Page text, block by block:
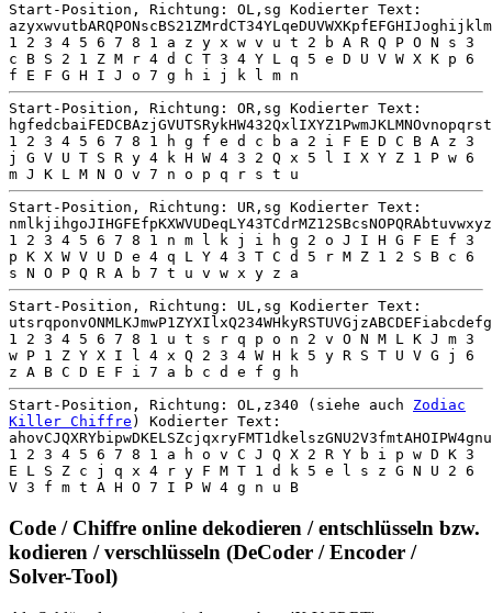
Start-Position, Richtung: OL,sg Kodierter Text:
1 2 3 4 5 6 7 8 1 a z y x w v u t 2 b A R Q P O N s 3
c B S 2 1 Z M r 4 d C T 3 4 Y L q 5 e D U V W X K p 6
f E F G H I J o 7 g h i j k l m n
Start-Position, Richtung: OR,sg Kodierter Text:
1 2 3 4 5 6 7 8 1 h g f e d c b a 2 i F E D C B A z 3
j G V U T S R y 4 k H W 4 3 2 Q x 5 l I X Y Z 1 P w 6
m J K L M N O v 7 n o p q r s t u
Start-Position, Richtung: UR,sg Kodierter Text:
1 2 3 4 5 6 7 8 1 n m l k j i h g 2 o J I H G F E f 3
p K X W V U D e 4 q L Y 4 3 T C d 5 r M Z 1 2 S B c 6
s N O P Q R A b 7 t u v w x y z a
Start-Position, Richtung: UL,sg Kodierter Text:
1 2 3 4 5 6 7 8 1 u t s r q p o n 2 v O N M L K J m 3
w P 1 Z Y X I l 4 x Q 2 3 4 W H k 5 y R S T U V G j 6
z A B C D E F i 7 a b c d e f g h
Start-Position, Richtung: OL,z340 (siehe auch Zodiac
Killer Chiffre ) Kodierter Text:
1 2 3 4 5 6 7 8 1 a h o v C J Q X 2 R Y b i p w D K 3
E L S Z c j q x 4 r y F M T 1 d k 5 e l s z G N U 2 6
V 3 f m t A H O 7 I P W 4 g n u B
Code / Chiffre online dekodieren / entschlüsseln bzw.
kodieren / verschlüsseln (DeCoder / Encoder /
Solver-Tool)